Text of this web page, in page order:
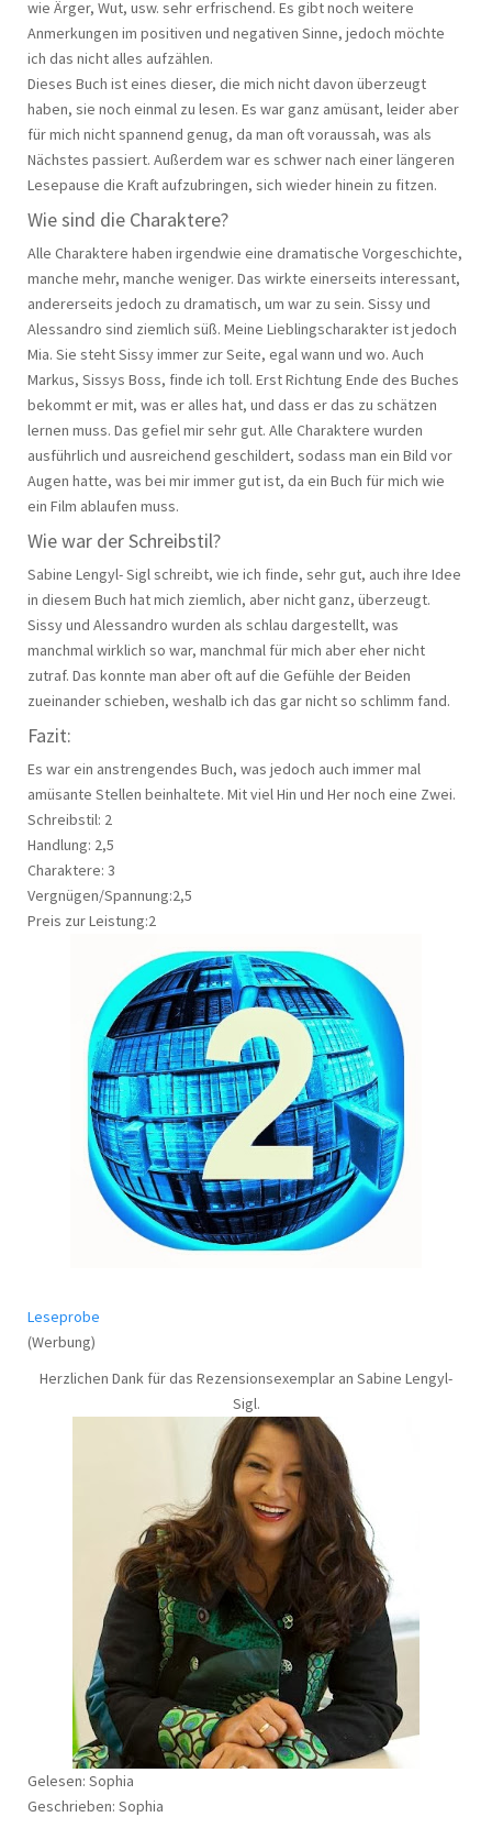
wie Ärger, Wut, usw. sehr erfrischend. Es gibt noch weitere
Anmerkungen im positiven und negativen Sinne, jedoch möchte
ich das nicht alles aufzählen.
Dieses Buch ist eines dieser, die mich nicht davon überzeugt
haben, sie noch einmal zu lesen. Es war ganz amüsant, leider aber
für mich nicht spannend genug, da man oft voraussah, was als
Nächstes passiert. Außerdem war es schwer nach einer längeren
Lesepause die Kraft aufzubringen, sich wieder hinein zu fitzen.
Wie sind die Charaktere?
Alle Charaktere haben irgendwie eine dramatische Vorgeschichte,
manche mehr, manche weniger. Das wirkte einerseits interessant,
andererseits jedoch zu dramatisch, um war zu sein. Sissy und
Alessandro sind ziemlich süß. Meine Lieblingscharakter ist jedoch
Mia. Sie steht Sissy immer zur Seite, egal wann und wo. Auch
Markus, Sissys Boss, finde ich toll. Erst Richtung Ende des Buches
bekommt er mit, was er alles hat, und dass er das zu schätzen
lernen muss. Das gefiel mir sehr gut. Alle Charaktere wurden
ausführlich und ausreichend geschildert, sodass man ein Bild vor
Augen hatte, was bei mir immer gut ist, da ein Buch für mich wie
ein Film ablaufen muss.
Wie war der Schreibstil?
Sabine Lengyl- Sigl schreibt, wie ich finde, sehr gut, auch ihre Idee
in diesem Buch hat mich ziemlich, aber nicht ganz, überzeugt.
Sissy und Alessandro wurden als schlau dargestellt, was
manchmal wirklich so war, manchmal für mich aber eher nicht
zutraf. Das konnte man aber oft auf die Gefühle der Beiden
zueinander schieben, weshalb ich das gar nicht so schlimm fand.
Fazit:
Es war ein anstrengendes Buch, was jedoch auch immer mal
amüsante Stellen beinhaltete. Mit viel Hin und Her noch eine Zwei.
Schreibstil: 2
Handlung: 2,5
Charaktere: 3
Vergnügen/Spannung:2,5
Preis zur Leistung:2
Leseprobe
(Werbung)
Herzlichen Dank für das Rezensionsexemplar an Sabine Lengyl-
Sigl.
Gelesen: Sophia
Geschrieben: Sophia